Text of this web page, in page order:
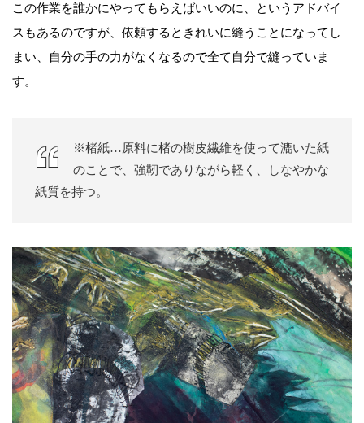
この作業を誰かにやってもらえばいいのに、というアドバイ
スもあるのですが、依頼するときれいに縫うことになってし
まい、自分の手の力がなくなるので全て自分で縫っていま
す。
※楮紙…原料に楮の樹皮繊維を使って漉いた紙
のことで、強靭でありながら軽く、しなやかな
紙質を持つ。